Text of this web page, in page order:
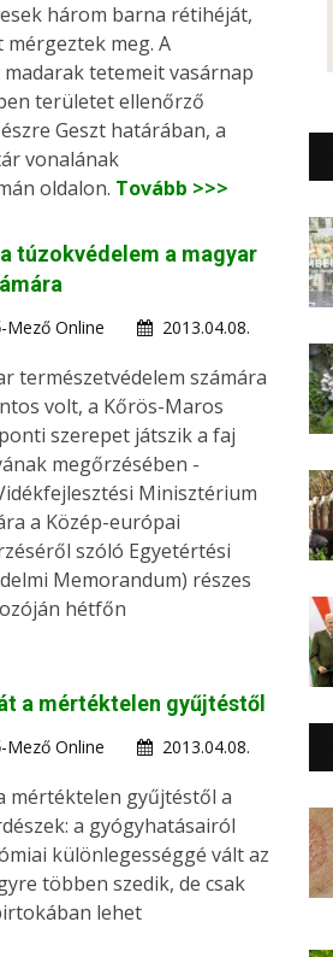
három barna rétihéját,
meg. A
tetemeit vasárnap
területet ellenőrző
Geszt határában, a
vonalának
oldalon. Tovább >>>
túzokvédelem a magyar
Mező Online 2013.04.08.
természetvédelem számára
volt, a Kőrös-Maros
szerepet játszik a faj
megőrzésében -
Minisztérium
a Közép-európai
szóló Egyetértési
Memorandum) részes
hétfőn
a mértéktelen gyűjtéstől
Mező Online 2013.04.08.
mértéktelen gyűjtéstől a
a gyógyhatásairól
különlegességgé vált az
többen szedik, de csak
lehet